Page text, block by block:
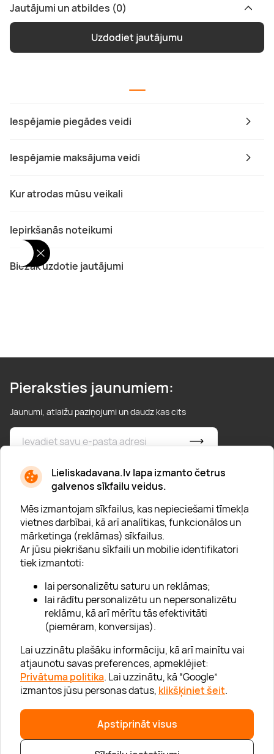
Lieliskadavana.lv lapa izmanto četrus
galvenos sīkfailu veidus.
Mēs izmantojam sīkfailus, kas nepieciešami tīmekļa
vietnes darbībai, kā arī analītikas, funkcionālos un
mārketinga (reklāmas) sīkfailus.
Ar jūsu piekrišanu sīkfaili un mobilie identifikatori
tiek izmantoti:
lai personalizētu saturu un reklāmas;
lai rādītu personalizētu un nepersonalizētu
reklāmu, kā arī mērītu tās efektivitāti
(piemēram, konversijas).
Lai uzzinātu plašāku informāciju, kā arī mainītu vai
atjaunotu savas preferences, apmeklējiet:
Privātuma politika. Lai uzzinātu, kā “Google”
izmantos jūsu personas datus, klikšķiniet šeit.
Apstiprināt visus
Iespējamie piegādes veidi
Iespējamie maksājuma veidi
Kur atrodas mūsu veikali
Iepirkšanās noteikumi
Biežāk uzdotie jautājumi
Jautājumi un atbildes (0)
Uzdodiet jautājumu
Pieraksties jaunumiem:
Jaunumi, atlaižu paziņojumi un daudz kas cits
* Esmu iepazinies/usies ar privātuma politiku
Par "Lieliska dāvana"
Uzņēmumiem
Palīdzība
“GERA DOVANA” GRUPA